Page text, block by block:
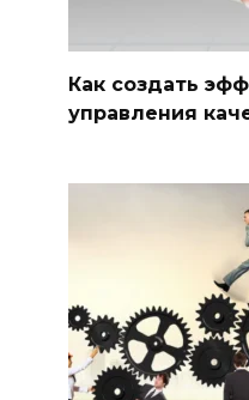
Как создать
управления